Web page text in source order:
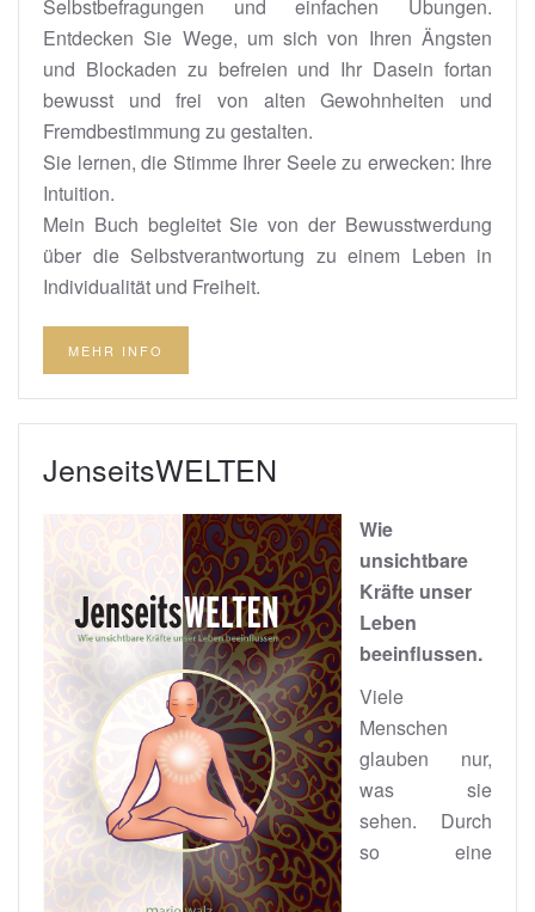
Selbstbefragungen und einfachen Übungen.
Entdecken Sie Wege, um sich von Ihren Ängsten
und Blockaden zu befreien und Ihr Dasein fortan
bewusst und frei von alten Gewohnheiten und
Fremdbestimmung zu gestalten.
Sie lernen, die Stimme Ihrer Seele zu erwecken: Ihre
Intuition.
Mein Buch begleitet Sie von der Bewusstwerdung
über die Selbstverantwortung zu einem Leben in
Individualität und Freiheit.
MEHR INFO
JenseitsWELTEN
Wie
unsichtbare
Kräfte unser
Leben
beeinflussen.
Viele
Menschen
glauben nur,
was sie
sehen. Durch
so eine